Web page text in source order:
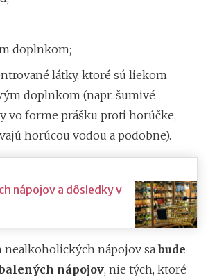
doplnkom;
látky, ktoré sú liekom
doplnkom (napr. šumivé
vo forme prášku proti horúčke,
horúcou vodou a podobne).
nápojov a dôsledky v
nealkoholických nápojov sabude
nápojov, nie tých, ktoré